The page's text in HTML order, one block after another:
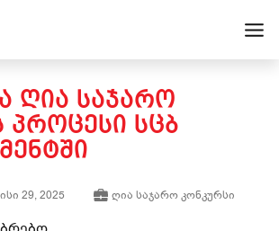
ᲦᲘᲐ ᲡᲐᲯᲐᲠᲝ
ᲞᲠᲝᲪᲔᲡᲘ ᲡᲪᲑ
29, 2025 ღია საჯარო კონკურსი